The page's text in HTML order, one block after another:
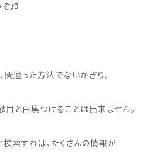
ぞ♬
間違った方法でないかぎり、
目と白黒つけることは出来ません。
検索すれば、たくさんの情報が